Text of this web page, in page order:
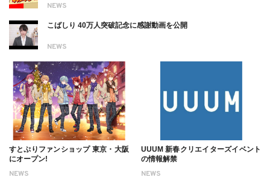
NEWS
NEWS
こばしり 40万人突破記念に感謝動画を公開
NEWS
すとぷりファンショップ 東京・大阪
にオープン!
NEWS
UUUM 新春クリエイターズイベント
の情報解禁